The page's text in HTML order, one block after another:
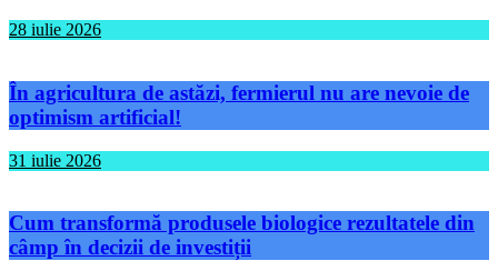
28 iulie 2026
În agricultura de astăzi, fermierul nu are nevoie de
optimism artificial!
31 iulie 2026
Cum transformă produsele biologice rezultatele din
câmp în decizii de investiții